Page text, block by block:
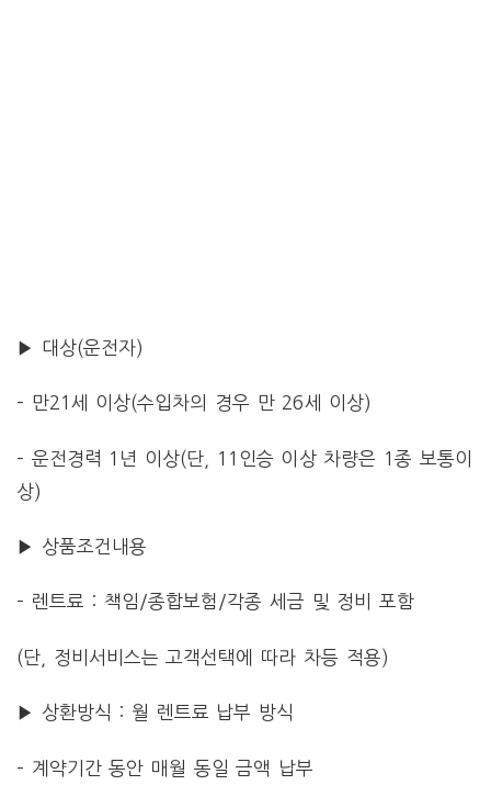
▶ 대상(운전자)
– 만21세 이상(수입차의 경우 만 26세 이상)
– 운전경력 1년 이상(단, 11인승 이상 차량은 1종 보통이
상)
▶ 상품조건내용
– 렌트료 : 책임/종합보험/각종 세금 및 정비 포함
(단, 정비서비스는 고객선택에 따라 차등 적용)
▶ 상환방식 : 월 렌트료 납부 방식
– 계약기간 동안 매월 동일 금액 납부